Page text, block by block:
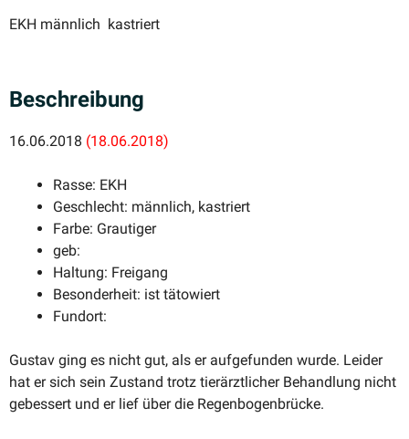
EKH männlich kastriert
Beschreibung
16.06.2018 (18.06.2018)
Rasse: EKH
Geschlecht: männlich, kastriert
Farbe: Grautiger
geb:
Haltung: Freigang
Beson­derheit: ist tätowiert
Fundort:
Gustav ging es nicht gut, als er aufge­funden wurde. Leider
hat er sich sein Zustand trotz tierärzt­licher Behandlung nicht
gebessert und er lief über die Regenbogenbrücke.